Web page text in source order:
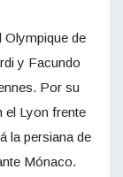
Olympique de
y Facundo
Por su
el Lyon frente
la persiana de
Mónaco.